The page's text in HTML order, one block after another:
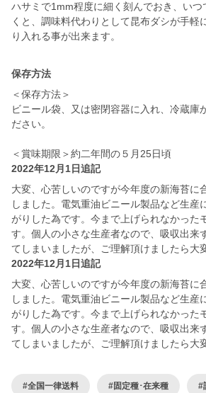
ハサミで1mm程度に細く刻んでおき、いつ
くと、調味料代わりとして昆布ダシが手軽
り入れる事が出来ます。
保存方法
＜保存方法＞
ビニール袋、又は密閉容器に入れ、冷蔵庫
ださい。
＜賞味期限＞約二年間の５月25日頃
2022年12月1日追記
大変、心苦しいのですが今年度の新海苔に
しました。電気重油ビニール製品など生産
がりした為です。今まで上げられなかった
す。個人の小さな生産者なので、吸収出来
てしまいましたが、ご理解頂けましたら大
2022年12月1日追記
大変、心苦しいのですが今年度の新海苔に
しました。電気重油ビニール製品など生産
がりした為です。今まで上げられなかった
す。個人の小さな生産者なので、吸収出来
てしまいましたが、ご理解頂けましたら大
#全国一律送料 #固定種･在来種 #